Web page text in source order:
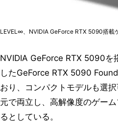
LEVEL∞、NVIDIA GeForce RTX 5090搭載
NVIDIA GeForce RTX 5090を
したGeForce RTX 5090
おり、コンパクトモデルも選
元で両立し、高解像度のゲー
るとしている。